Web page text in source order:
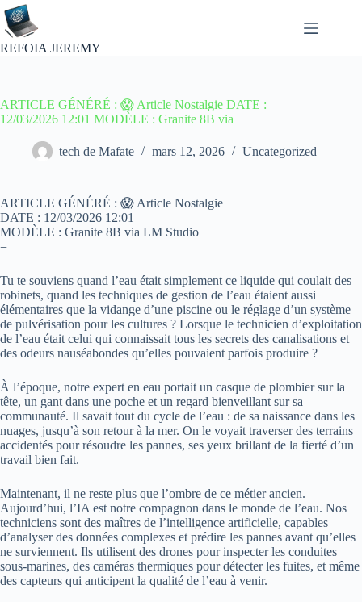
Passer
au
contenu
REFOIA JEREMY
ARTICLE GÉNÉRÉ : 😱 Article Nostalgie DATE :
12/03/2026 12:01 MODÈLE : Granite 8B via
tech de Mafate mars 12, 2026 Uncategorized
ARTICLE GÉNÉRÉ : 😱 Article Nostalgie
DATE : 12/03/2026 12:01
MODÈLE : Granite 8B via LM Studio
=
Tu te souviens quand l’eau était simplement ce liquide qui coulait des
robinets, quand les techniques de gestion de l’eau étaient aussi
élémentaires que la vidange d’une piscine ou le réglage d’un système
de pulvérisation pour les cultures ? Lorsque le technicien d’exploitation
de l’eau était celui qui connaissait tous les secrets des canalisations et
des odeurs nauséabondes qu’elles pouvaient parfois produire ?
À l’époque, notre expert en eau portait un casque de plombier sur la
tête, un gant dans une poche et un regard bienveillant sur sa
communauté. Il savait tout du cycle de l’eau : de sa naissance dans les
nuages, jusqu’à son retour à la mer. On le voyait traverser des terrains
accidentés pour résoudre les pannes, ses yeux brillant de la fierté d’un
travail bien fait.
Maintenant, il ne reste plus que l’ombre de ce métier ancien.
Aujourd’hui, l’IA est notre compagnon dans le monde de l’eau. Nos
techniciens sont des maîtres de l’intelligence artificielle, capables
d’analyser des données complexes et prédire les pannes avant qu’elles
ne surviennent. Ils utilisent des drones pour inspecter les conduites
sous-marines, des caméras thermiques pour détecter les fuites, et même
des capteurs qui anticipent la qualité de l’eau à venir.